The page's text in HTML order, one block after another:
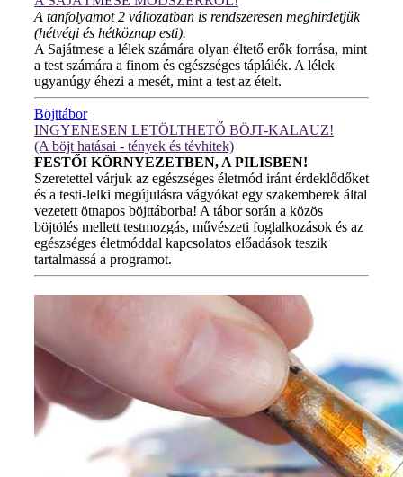
A tanfolyamot 2 változatban is rendszeresen meghirdetjük
(hétvégi és hétköznap esti).
A Sajátmese a lélek számára olyan éltető erők forrása, mint
a test számára a finom és egészséges táplálék. A lélek
ugyanúgy éhezi a mesét, mint a test az ételt.
Böjttábor
INGYENESEN LETÖLTHETŐ BÖJT-KALAUZ!
(A böjt hatásai - tények és tévhitek)
FESTŐI KÖRNYEZETBEN, A PILISBEN!
Szeretettel várjuk az egészséges életmód iránt érdeklődőket
és a testi-lelki megújulásra vágyókat egy szakemberek által
vezetett ötnapos böjttáborba! A tábor során a közös
böjtölés mellett testmozgás, művészeti foglalkozások és az
egészséges életmóddal kapcsolatos előadások teszik
tartalmassá a programot.